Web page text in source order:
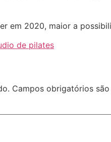
em 2020, maior a
de pilates
Campos obrigatórios